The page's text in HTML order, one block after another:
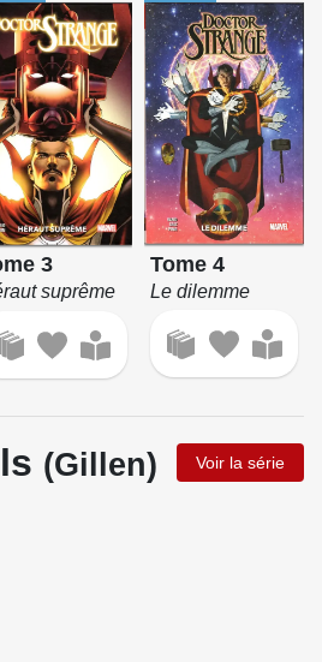
3
suprême
Tome 4
Le dilemme
(Gillen) Voir la série